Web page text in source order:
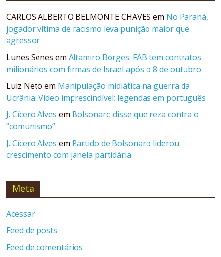
CARLOS ALBERTO BELMONTE CHAVES em No Paraná,
jogador vítima de racismo leva punição maior que
agressor
Lunes Senes emAltamiro Borges: FAB tem contratos
milionários com firmas de Israel após o 8 de outubro
Luiz Neto em Manipulação midiática na guerra da
Ucrânia: Vídeo imprescindível; legendas em português
J. Cícero Alves em Bolsonaro disse que reza contra o
“comunismo”
J. Cícero Alves em Partido de Bolsonaro liderou
crescimento com janela partidária
Meta
Acessar
Feed de posts
Feed de comentários